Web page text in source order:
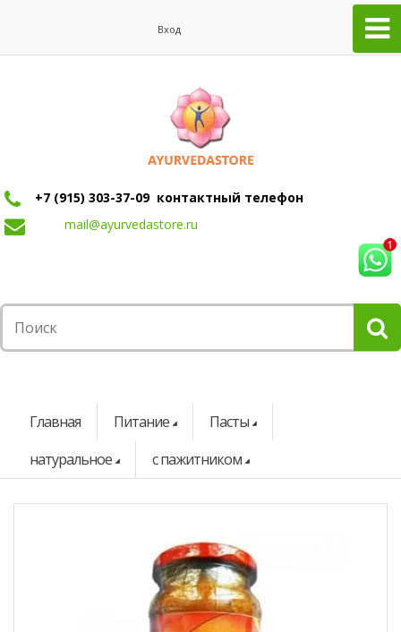
Вход
+7 (915) 303-37-09 контактный телефон
mail@ayurvedastore.ru
Главная Питание
Пасты
натуральное
с пажитником